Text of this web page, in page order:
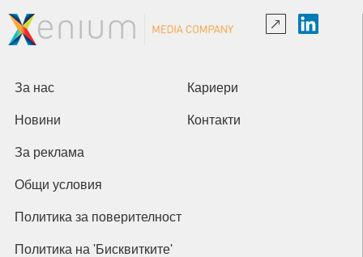
За нас Кариери
Новини Контакти
За реклама
Общи условия
Политика за поверителност
Политика на 'Бисквитките'